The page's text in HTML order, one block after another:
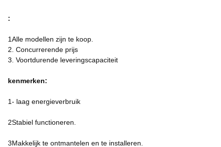
:
1Alle modellen zijn te koop.
2. Concurrerende prijs
3. Voortdurende leveringscapaciteit
kenmerken:
1- laag energieverbruik
2Stabiel functioneren.
3Makkelijk te ontmantelen en te installeren.